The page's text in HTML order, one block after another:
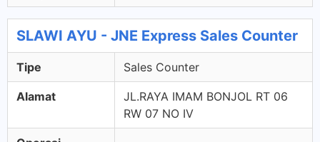
SLAWI AYU - JNE Express Sales Counter
Tipe Sales Counter
Alamat
JL.RAYA IMAM BONJOL RT 06
RW 07 NO IV